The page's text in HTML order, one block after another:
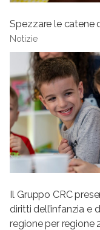
Spezzare le catene
Notizie
Il Gruppo CRC
diritti dell’infanzia e
regione per regione